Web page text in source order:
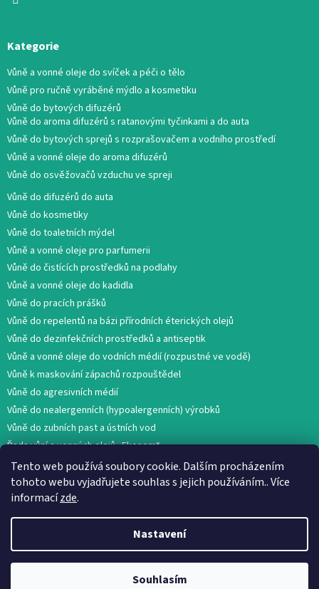
Tento web používá soubory cookie. Dalším procházením
tohoto webu vyjadřujete souhlas s jejich používáním.. Více
informacízde.
Nastavení
Souhlasím
Kategorie
Vůně a vonné oleje do svíček a péči o tělo
Vůně pro ručně vyráběné mýdlo a kosmetiku
Vůně do bytových difuzérů
Vůně do aroma difuzérů s ratanovými tyčinkami a do auta
Vůně do bytových sprejů s rozprašovačem a vodního prostředí
Vůně a vonné oleje do aroma difuzérů
Vůně do osvěžovačů vzduchu ve spreji
Vůně do difuzérů do auta
Vůně do kosmetiky
Vůně do toaletních mýdel
Vůně a vonné oleje pro parfumerii
Vůně do čistících prostředků na podlahy
Vůně a vonné oleje do kadidla
Vůně do pracích prášků
Vůně do repelentů na bázi přírodních éterických olejů
Vůně do dezinfekčních prostředků a antiseptik
Vůně a vonné oleje do vodních médií (rozpustné ve vodě)
Vůně k maskování zápachů rozpouštědel
Vůně do agresivních médií
Vůně do nealergenních (hypoalergenních) výrobků
Vůně do zubních past a ústních vod
Řada vůní a vonných olejů „Ekonom“
Vytvořil Shoptet
AROMA GLOBAL. Všechna práva vyhrazena.